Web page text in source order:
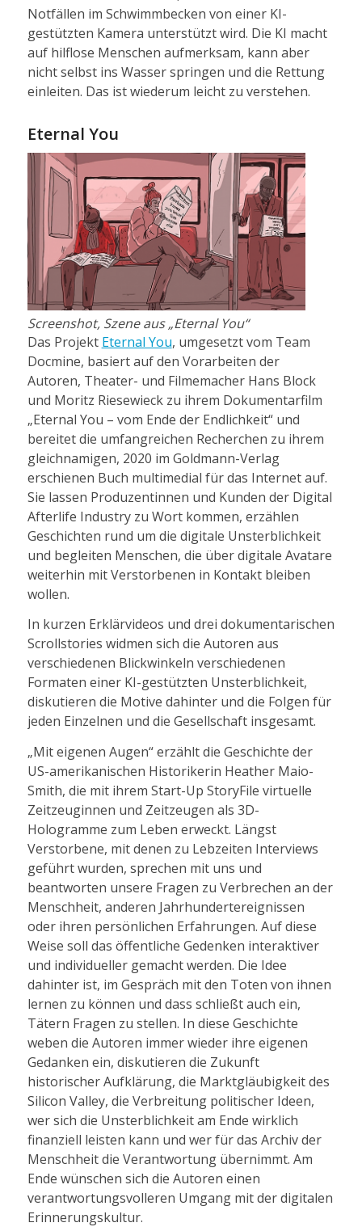
Notfällen im Schwimmbecken von einer KI-
gestützten Kamera unterstützt wird. Die KI macht
auf hilflose Menschen aufmerksam, kann aber
nicht selbst ins Wasser springen und die Rettung
einleiten. Das ist wiederum leicht zu verstehen.
Eternal You
Screenshot, Szene aus „Eternal You“
Das Projekt Eternal You, umgesetzt vom Team
Docmine, basiert auf den Vorarbeiten der
Autoren, Theater- und Filmemacher Hans Block
und Moritz Riesewieck zu ihrem Dokumentarfilm
„Eternal You – vom Ende der Endlichkeit“ und
bereitet die umfangreichen Recherchen zu ihrem
gleichnamigen, 2020 im Goldmann-Verlag
erschienen Buch multimedial für das Internet auf.
Sie lassen Produzentinnen und Kunden der Digital
Afterlife Industry zu Wort kommen, erzählen
Geschichten rund um die digitale Unsterblichkeit
und begleiten Menschen, die über digitale Avatare
weiterhin mit Verstorbenen in Kontakt bleiben
wollen.
In kurzen Erklärvideos und drei dokumentarischen
Scrollstories widmen sich die Autoren aus
verschiedenen Blickwinkeln verschiedenen
Formaten einer KI-gestützten Unsterblichkeit,
diskutieren die Motive dahinter und die Folgen für
jeden Einzelnen und die Gesellschaft insgesamt.
„Mit eigenen Augen“ erzählt die Geschichte der
US-amerikanischen Historikerin Heather Maio-
Smith, die mit ihrem Start-Up StoryFile virtuelle
Zeitzeuginnen und Zeitzeugen als 3D-
Hologramme zum Leben erweckt. Längst
Verstorbene, mit denen zu Lebzeiten Interviews
geführt wurden, sprechen mit uns und
beantworten unsere Fragen zu Verbrechen an der
Menschheit, anderen Jahrhundertereignissen
oder ihren persönlichen Erfahrungen. Auf diese
Weise soll das öffentliche Gedenken interaktiver
und individueller gemacht werden. Die Idee
dahinter ist, im Gespräch mit den Toten von ihnen
lernen zu können und dass schließt auch ein,
Tätern Fragen zu stellen. In diese Geschichte
weben die Autoren immer wieder ihre eigenen
Gedanken ein, diskutieren die Zukunft
historischer Aufklärung, die Marktgläubigkeit des
Silicon Valley, die Verbreitung politischer Ideen,
wer sich die Unsterblichkeit am Ende wirklich
finanziell leisten kann und wer für das Archiv der
Menschheit die Verantwortung übernimmt. Am
Ende wünschen sich die Autoren einen
verantwortungsvolleren Umgang mit der digitalen
Erinnerungskultur.